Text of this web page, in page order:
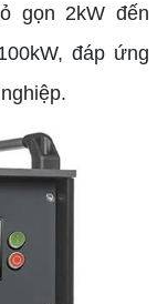
gọn 2kW đến
đáp ứng